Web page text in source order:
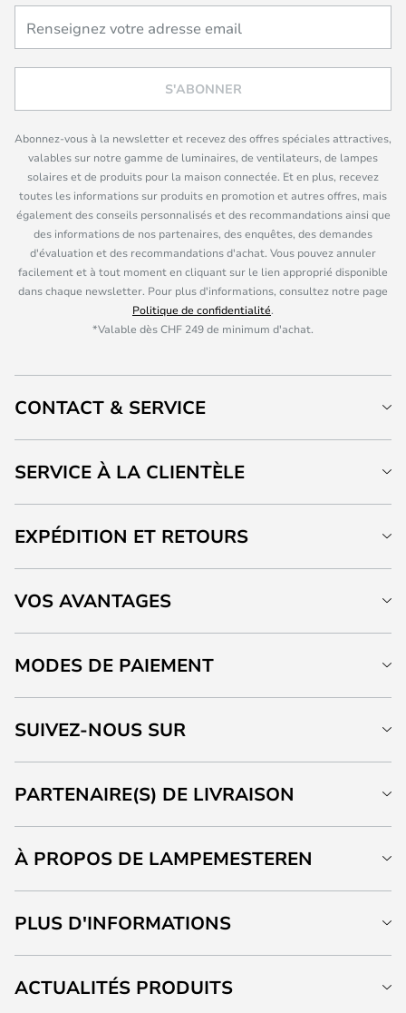
S'ABONNER
Abonnez-vous à la newsletter et recevez des offres spéciales attractives,
valables sur notre gamme de luminaires, de ventilateurs, de lampes
solaires et de produits pour la maison connectée. Et en plus, recevez
toutes les informations sur produits en promotion et autres offres, mais
également des conseils personnalisés et des recommandations ainsi que
des informations de nos partenaires, des enquêtes, des demandes
d'évaluation et des recommandations d'achat. Vous pouvez annuler
facilement et à tout moment en cliquant sur le lien approprié disponible
dans chaque newsletter. Pour plus d'informations, consultez notre page
Politique de confidentialité.
*Valable dès CHF 249 de minimum d'achat.
CONTACT & SERVICE
SERVICE À LA CLIENTÈLE
EXPÉDITION ET RETOURS
VOS AVANTAGES
MODES DE PAIEMENT
SUIVEZ-NOUS SUR
PARTENAIRE(S) DE LIVRAISON
À PROPOS DE LAMPEMESTEREN
PLUS D'INFORMATIONS
ACTUALITÉS PRODUITS